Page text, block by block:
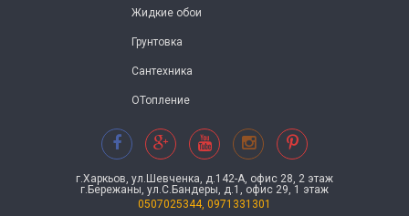
Жидкие обои
Грунтовка
Сантехника
ОТопление
г.Харкьов, ул.Шевченка, д.142-А, офис 28, 2 этаж
г.Бережаны, ул.С.Бандеры, д.1, офис 29, 1 этаж
0507025344, 0971331301